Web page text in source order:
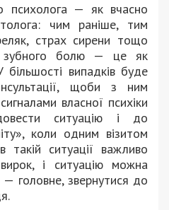
психолога — як вчасно
чим раніше, тим
страх сирени тощо
зубного болю — це як
більшості випадків буде
щоби з ним
власної психіки
ситуацію і до
коли одним візитом
ситуації важливо
і ситуацію можна
головне, звернутися до